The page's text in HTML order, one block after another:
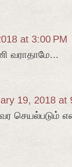
at 3:00 PM
வராதாமே...
19, 2018 at
செயல்படும்